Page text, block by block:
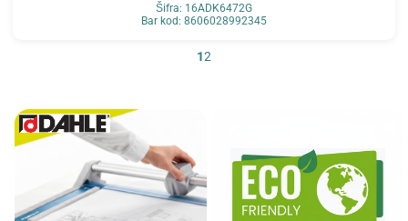
Šifra: 16ADK6472G
Bar kod: 8606028992345
12